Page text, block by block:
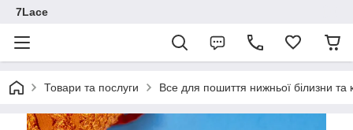
7Lace
Товари та послуги Все для пошиття нижньої білизни та